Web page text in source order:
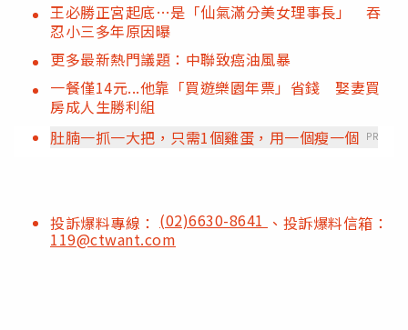
王必勝正宮起底…是「仙氣滿分美女理事長」 吞
忍小三多年原因曝
更多最新熱門議題：中聯致癌油風暴
一餐僅14元...他靠「買遊樂園年票」省錢 娶妻買
房成人生勝利組
肚腩一抓一大把，只需1個雞蛋，用一個瘦一個 PR
投訴爆料專線： (02)6630-8641 、投訴爆料信箱：
119@ctwant.com